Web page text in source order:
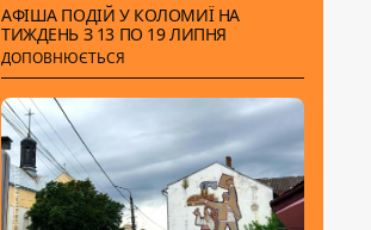
АФІША ПОДІЙ У КОЛОМИЇ НА
ТИЖДЕНЬ З 13 ПО 19 ЛИПНЯ
ДОПОВНЮЄТЬСЯ